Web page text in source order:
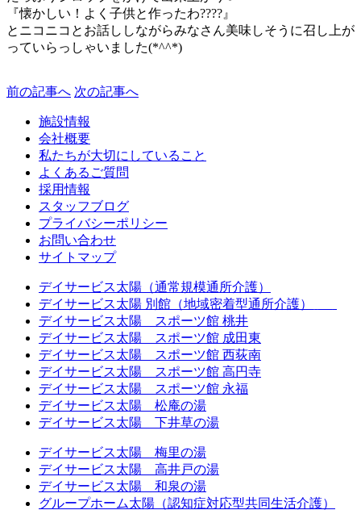
『懐かしい！よく子供と作ったわ????』
とニコニコとお話ししながらみなさん美味しそうに召し上が
っていらっしゃいました(*^^*)
前の記事へ 次の記事へ
施設情報
会社概要
私たちが大切にしていること
よくあるご質問
採用情報
スタッフブログ
プライバシーポリシー
お問い合わせ
サイトマップ
デイサービス太陽（通常規模通所介護）
デイサービス太陽 別館（地域密着型通所介護）
デイサービス太陽 スポーツ館 桃井
デイサービス太陽 スポーツ館 成田東
デイサービス太陽 スポーツ館 西荻南
デイサービス太陽 スポーツ館 高円寺
デイサービス太陽 スポーツ館 永福
デイサービス太陽 松庵の湯
デイサービス太陽 下井草の湯
デイサービス太陽 梅里の湯
デイサービス太陽 高井戸の湯
デイサービス太陽 和泉の湯
グループホーム太陽（認知症対応型共同生活介護）